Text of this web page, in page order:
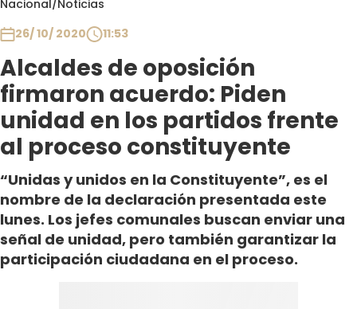
Nacional/Noticias
26/ 10/ 2020
11:53
Alcaldes de oposición
firmaron acuerdo: Piden
unidad en los partidos frente
al proceso constituyente
“Unidas y unidos en la Constituyente”, es el
nombre de la declaración presentada este
lunes. Los jefes comunales buscan enviar una
señal de unidad, pero también garantizar la
participación ciudadana en el proceso.
Club De La Comedia
Contigo en Directo
Plan Perfecto
El Tiempo
Sabingo
Todos Los Programas